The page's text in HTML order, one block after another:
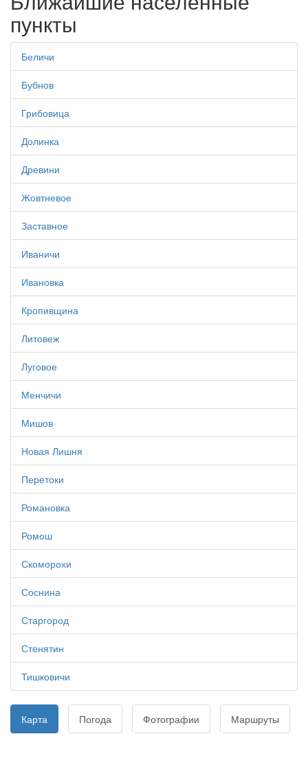
пункты
Беличи
Бубнов
Грибовица
Долинка
Древини
Жовтневое
Заставное
Иваничи
Ивановка
Кропивщина
Литовеж
Луговое
Менчичи
Мишов
Новая Лишня
Перетоки
Романовка
Ромош
Скоморохи
Соснина
Старгород
Стенятин
Тишковичи
Карта Погода Фотографии Маршруты